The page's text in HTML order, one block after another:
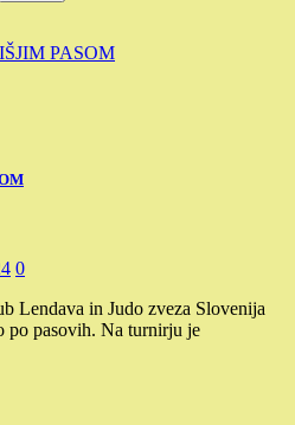
PASOM
0
Lendava in Judo zveza Slovenija
po pasovih. Na turnirju je